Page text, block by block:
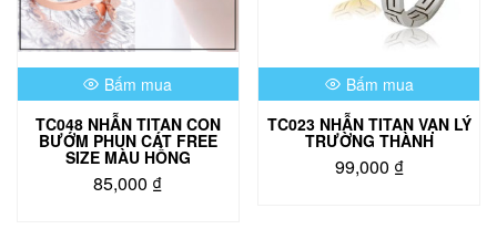
thể
được
chọn
trên
sản
phẩm
Bấm mua
TC048 NHẪN TITAN CON
BƯỚM PHUN CÁT FREE
SIZE MÀU HỒNG
85,000 ₫
Bấm mua
TC023 NHẪN TITAN VẠN LÝ
TRƯỜNG THÀNH
99,000 ₫